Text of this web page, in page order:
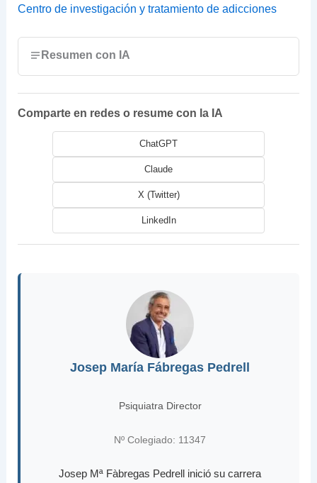
Centro de investigación y tratamiento de adicciones
Resumen con IA
Comparte en redes o resume con la IA
ChatGPT
Claude
X (Twitter)
LinkedIn
Josep María Fábregas Pedrell
Psiquiatra Director
Nº Colegiado: 11347
Josep Mª Fàbregas Pedrell inició su carrera